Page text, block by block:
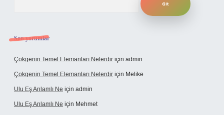
Son yorumlar
Çokgenin Temel Elemanları Nelerdir için admin
Çokgenin Temel Elemanları Nelerdir için Melike
Ulu Eş Anlamlı Ne için admin
Ulu Eş Anlamlı Ne için Mehmet